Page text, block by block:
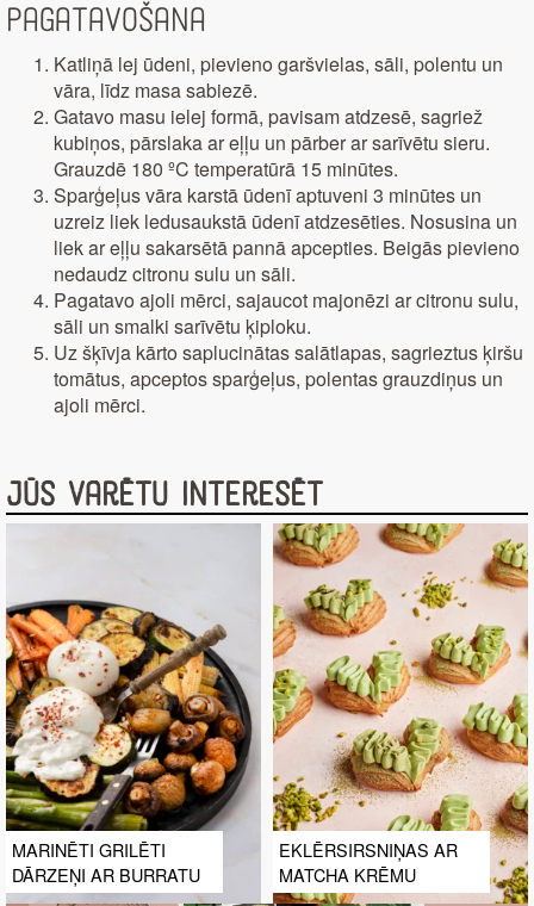
Pagatavošana
Katliņā lej ūdeni, pievieno garšvielas, sāli, polentu un
vāra, līdz masa sabiezē.
Gatavo masu ielej formā, pavisam atdzesē, sagriež
kubiņos, pārslaka ar eļļu un pārber ar sarīvētu sieru.
Grauzdē 180 ºC temperatūrā 15 minūtes.
Sparģeļus vāra karstā ūdenī aptuveni 3 minūtes un
uzreiz liek ledusaukstā ūdenī atdzesēties. Nosusina un
liek ar eļļu sakarsētā pannā apcepties. Beigās pievieno
nedaudz citronu sulu un sāli.
Pagatavo ajoli mērci, sajaucot majonēzi ar citronu sulu,
sāli un smalki sarīvētu ķiploku.
Uz šķīvja kārto saplucinātas salātlapas, sagrieztus ķiršu
tomātus, apceptos sparģeļus, polentas grauzdiņus un
ajoli mērci.
Jūs varētu interesēt
MARINĒTI GRILĒTI
DĀRZEŅI AR BURRATU
EKLĒRSIRSNIŅAS AR
MATCHA KRĒMU